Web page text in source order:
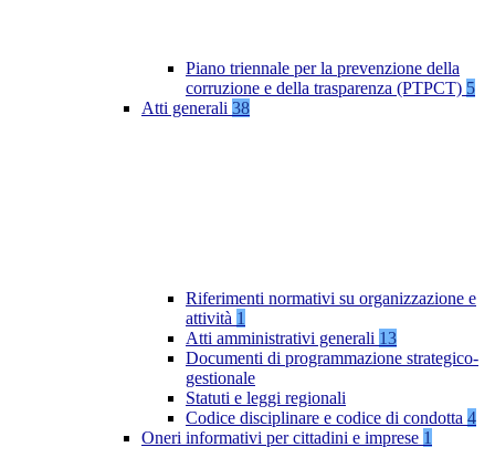
Piano triennale per la prevenzione della
corruzione e della trasparenza (PTPCT) 5
Atti generali 38
Riferimenti normativi su organizzazione e
attività 1
Atti amministrativi generali 13
Documenti di programmazione strategico-
gestionale
Statuti e leggi regionali
Codice disciplinare e codice di condotta 4
Oneri informativi per cittadini e imprese 1